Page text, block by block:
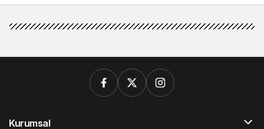
Kurumsal